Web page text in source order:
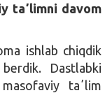
taʼlimni davom
ishlab chiqdik
Dastlabki
taʼlim